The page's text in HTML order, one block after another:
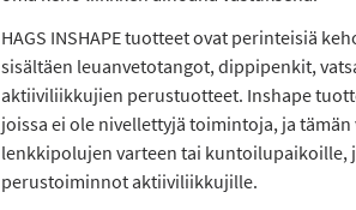
HAGS INSHAPE tuotteet ovat perinteisiä
sisältäen leuanvetotangot, dippipenkit,
aktiiviliikkujien perustuotteet. Inshape
joissa ei ole nivellettyjä toimintoja, ja
lenkkipolujen varteen tai kuntoilupaikoille,
perustoiminnot aktiiviliikkujille.